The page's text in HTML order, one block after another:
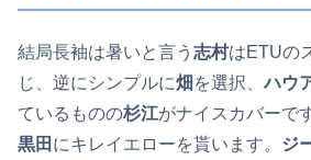
結局長袖は暑いと言う 志村はETUの
じ、逆にシンプルに畑 を選択、ハウ
ているものの杉江がナイスカバーで
黒田 にキレイエローを貰います。 ジ